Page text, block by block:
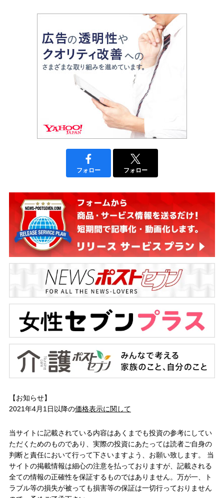
フォロー フォロー
【お知らせ】
2021年4月1日以降の価格表示に関して
当サイトに記載されている内容はあくまでも投資の参考にしてい
ただくためのものであり、実際の投資にあたっては読者ご自身の
判断と責任において行って下さいますよう、お願い致します。 当
サイトの掲載情報は細心の注意を払っておりますが、記載される
全ての情報の正確性を保証するものではありません。万が一、ト
ラブル等の損失が被っても損害等の保証は一切行っておりません